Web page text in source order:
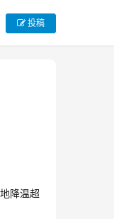
投稿
降温超